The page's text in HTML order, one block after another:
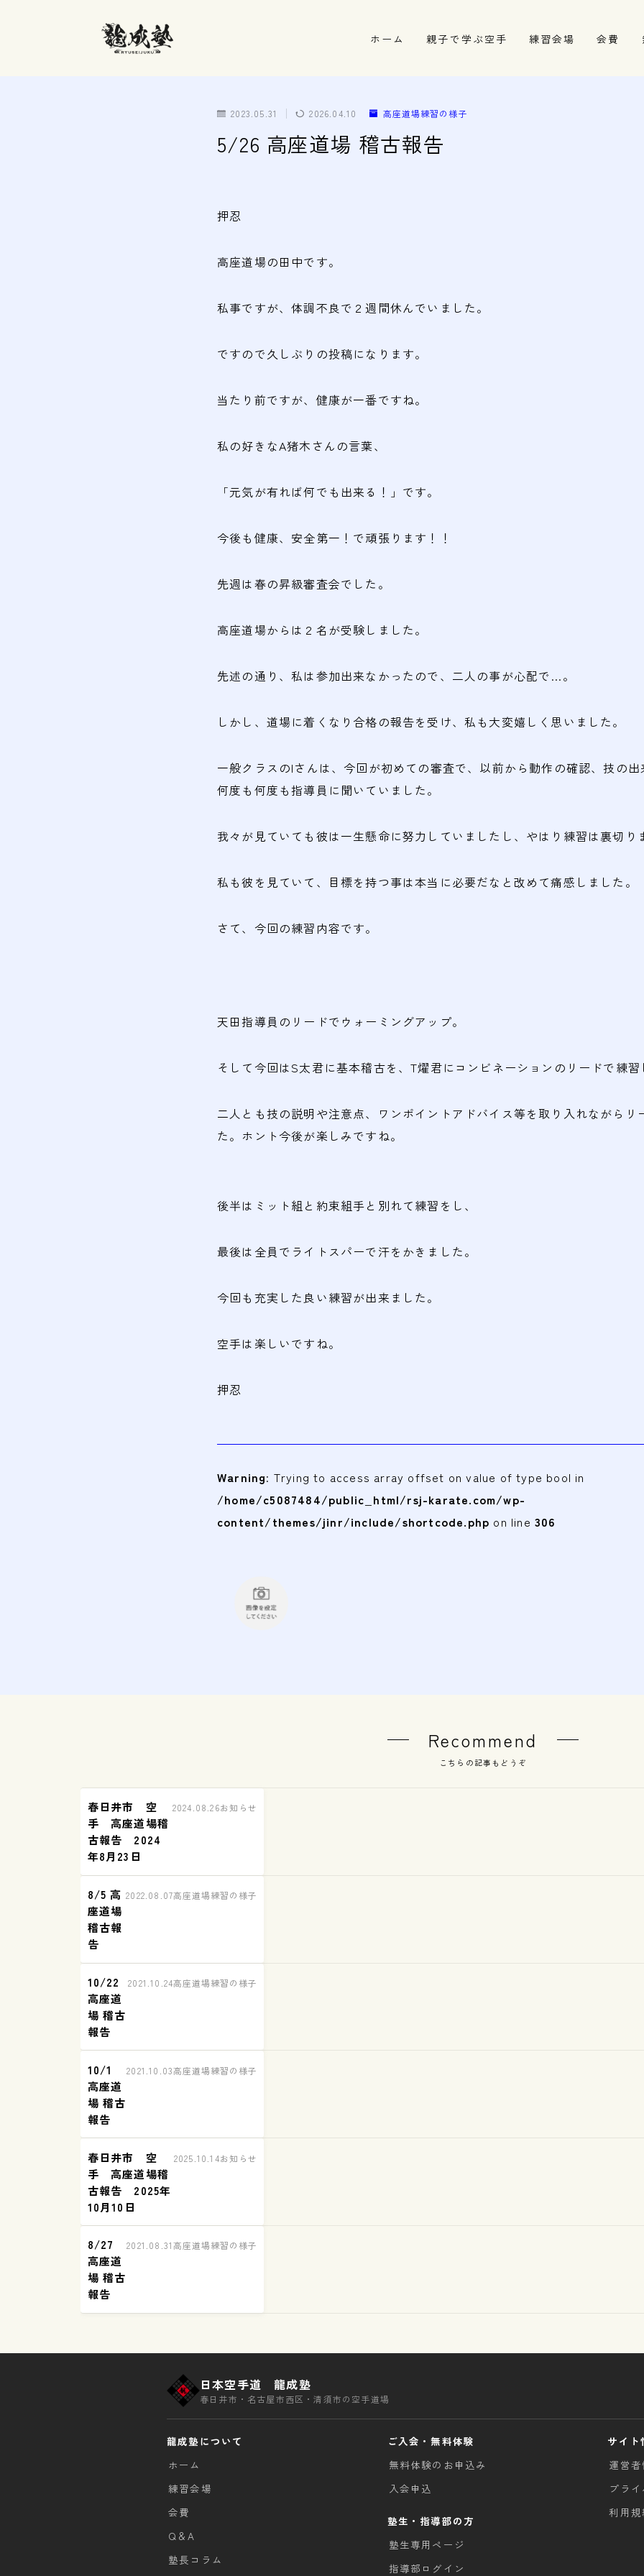
ホーム 親子で学ぶ空手 練習会場 会費
2023.05.31 2026.04.10 高座道場練習の様子
5/26 高座道場 稽古報告
押忍
高座道場の田中です。
私事ですが、体調不良で２週間休んでいました。
ですので久しぶりの投稿になります。
当たり前ですが、健康が一番ですね。
私の好きなA猪木さんの言葉、
「元気が有れば何でも出来る！」です。
今後も健康、安全第一！で頑張ります！！
先週は春の昇級審査会でした。
高座道場からは２名が受験しました。
先述の通り、私は参加出来なかったので、二人の事が心配で…。
しかし、道場に着くなり合格の報告を受け、私も大変嬉しく思いました。
一般クラスのIさんは、今回が初めての審査で、以前から動作の確認、技の出
何度も何度も指導員に聞いていました。
我々が見ていても彼は一生懸命に努力していましたし、やはり練習は裏切り
私も彼を見ていて、目標を持つ事は本当に必要だなと改めて痛感しました。
さて、今回の練習内容です。
天田指導員のリードでウォーミングアップ。
そして今回はS太君に基本稽古を、T燿君にコンビネーションのリードで練習
二人とも技の説明や注意点、ワンポイントアドバイス等を取り入れながらリ
た。ホント今後が楽しみですね。
後半はミット組と約束組手と別れて練習をし、
最後は全員でライトスパーで汗をかきました。
今回も充実した良い練習が出来ました。
空手は楽しいですね。
押忍
Warning: Trying to access array offset on value of type bool in
/home/c5087484/public_html/rsj-karate.com/wp-
content/themes/jinr/include/shortcode.php on line306
Recommend
こちらの記事もどうぞ
春日井市 空
手 高座道場稽
古報告 2024
年8月23日
2024.08.26お知らせ
8/5 高
座道場
稽古報
告
2022.08.07高座道場練習の様子
10/22
高座道
場 稽古
報告
2021.10.24高座道場練習の様子
10/1
高座道
場 稽古
報告
2021.10.03高座道場練習の様子
春日井市 空
手 高座道場稽
古報告 2025年
10月10日
2025.10.14お知らせ
8/27
高座道
場 稽古
報告
2021.08.31高座道場練習の様子
日本空手道 龍成塾
春日井市・名古屋市西区・清須市の空手道場
龍成塾について
ホーム
練習会場
会費
Q＆A
塾長コラム
ご入会・無料体験
無料体験のお申込み
入会申込
塾生・指導部の方
塾生専用ページ
指導部ログイン
サイト
運営者
プラ
利用規